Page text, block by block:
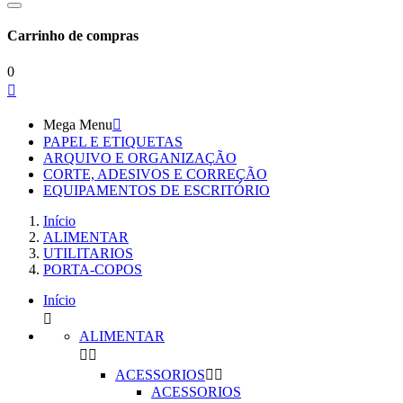
Carrinho de compras
0

Mega Menu
PAPEL E ETIQUETAS
ARQUIVO E ORGANIZAÇÃO
CORTE, ADESIVOS E CORREÇÃO
EQUIPAMENTOS DE ESCRITÓRIO
Início
ALIMENTAR
UTILITARIOS
PORTA-COPOS
Início

ALIMENTAR
 
ACESSORIOS 
ACESSORIOS